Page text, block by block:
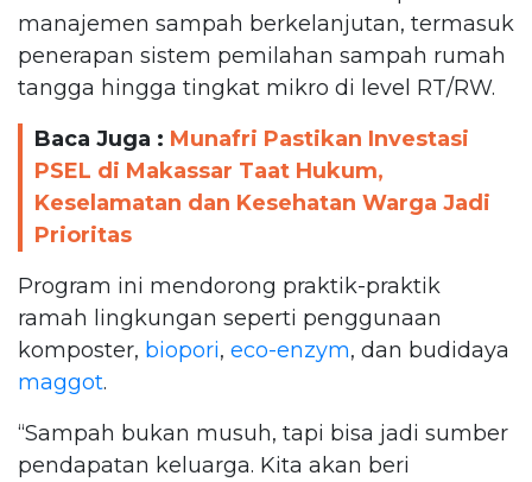
manajemen sampah berkelanjutan, termasuk
penerapan sistem pemilahan sampah rumah
tangga hingga tingkat mikro di level RT/RW.
Baca Juga : Munafri Pastikan Investasi
PSEL di Makassar Taat Hukum,
Keselamatan dan Kesehatan Warga Jadi
Prioritas
Program ini mendorong praktik-praktik
ramah lingkungan seperti penggunaan
komposter, biopori, eco-enzym, dan budidaya
maggot.
“Sampah bukan musuh, tapi bisa jadi sumber
pendapatan keluarga. Kita akan beri